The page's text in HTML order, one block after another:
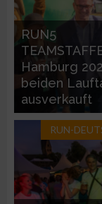
RUN5
Hamburg
beiden
ausverkauft
RUN-
Entwicklung und
Verwendung
IAB-Besonderheiten:
Verwendung
Geräte anhand
Nicht-IAB-